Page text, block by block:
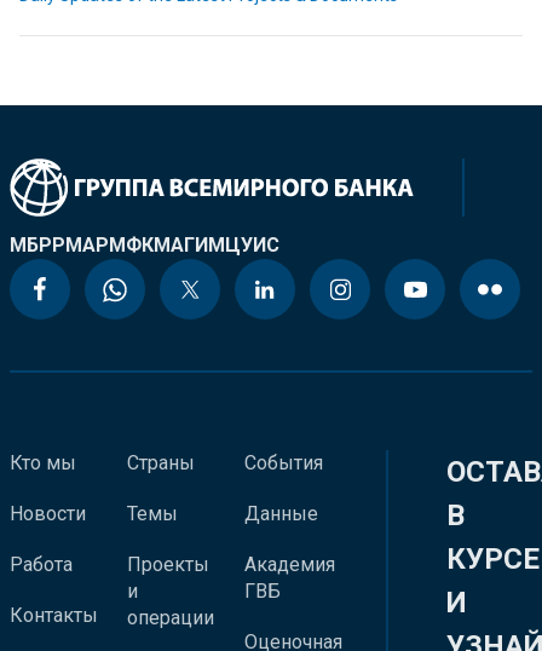
МБРРМАРМФКМАГИМЦУИС
Кто мы
Новости
Работа
Контакты
Страны
Темы
Проекты
и
операции
События
Данные
Академия
ГВБ
Оценочная
В
КУРСЕ
И